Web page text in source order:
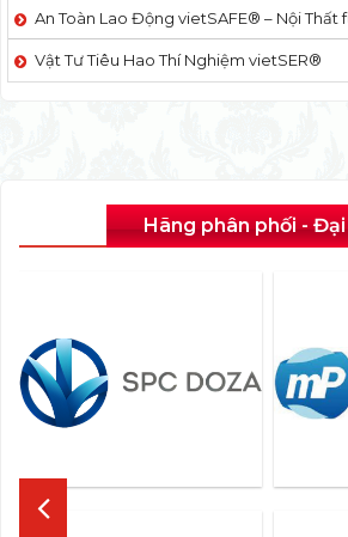
An Toàn Lao Động vietSAFE® – Nội Thất
Vật Tư Tiêu Hao Thí Nghiệm vietSER®
Hãng phân phối -